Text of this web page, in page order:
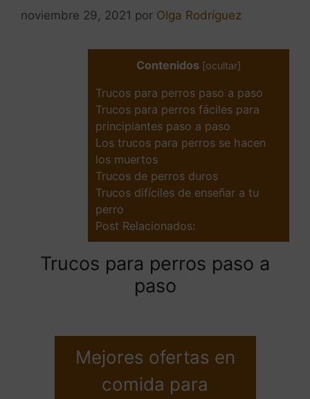
noviembre 29, 2021 por Olga Rodríguez
Contenidos [ocultar]
Trucos para perros paso a paso
Trucos para perros fáciles para
principiantes paso a paso
Los trucos para perros se hacen
los muertos
Trucos de perros duros
Trucos difíciles de enseñar a tu
perro
Post Relacionados:
Trucos para perros paso a
paso
Mejores ofertas en
comida para